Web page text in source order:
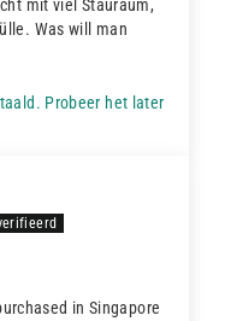
mit viel Stauraum,
Was will man
Probeer het later
in Singapore